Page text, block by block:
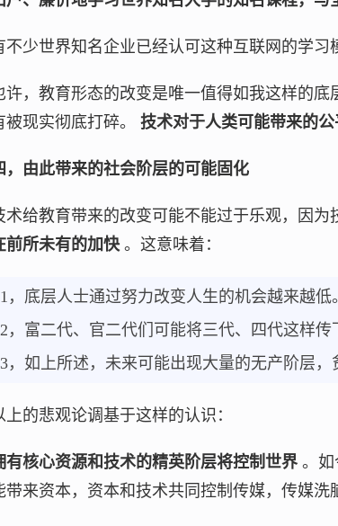
不少世界知名企业已经认可这种互联网的学习
许，教育形态的改变是唯一值得如我这样的
被现实彻底打碎。 技术对于人类可能带来的
，由此带来的社会阶层的可能固化
术给教育带来的改变可能不能过于乐观，因为
前所未有的加快。这意味着：
1，底层人士通过努力改变人生的机会越来越低。
2，富二代、官二代们可能将三代、四代这样传
3，如上所述，未来可能出现大量的无产阶层，
上的悲观论调基于这样的认识：
有核心资源和技术的精英阶层将控制世界 。如
带来资本，资本和技术共同控制传媒，传媒洗